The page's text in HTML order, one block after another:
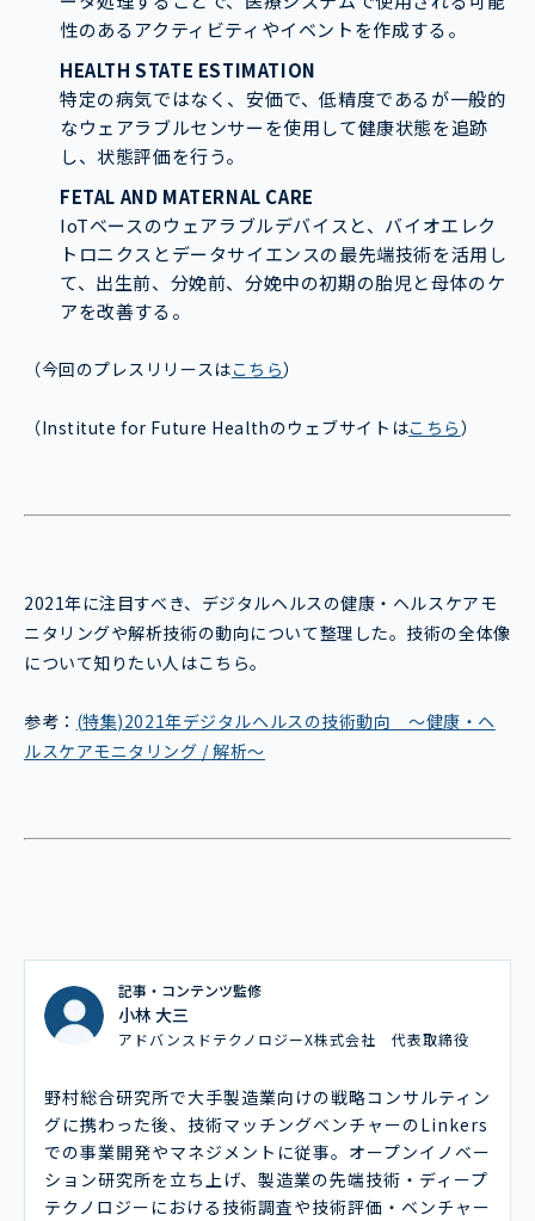
性のあるアクティビティやイベントを作成する。
HEALTH STATE ESTIMATION
特定の病気ではなく、安価で、低精度であるが一般的
なウェアラブルセンサーを使用して健康状態を追跡
し、状態評価を行う。
FETAL AND MATERNAL CARE
IoTベースのウェアラブルデバイスと、バイオエレク
トロニクスとデータサイエンスの最先端技術を活用し
て、出生前、分娩前、分娩中の初期の胎児と母体のケ
アを改善する。
（今回のプレスリリースはこちら）
（Institute for Future Healthのウェブサイトはこちら）
2021年に注目すべき、デジタルヘルスの健康・ヘルスケアモ
ニタリングや解析技術の動向について整理した。技術の全体像
について知りたい人はこちら。
参考： (特集)2021年デジタルヘルスの技術動向 ～健康・ヘ
ルスケアモニタリング / 解析～
記事・コンテンツ監修
小林 大三
アドバンスドテクノロジーX株式会社 代表取締役
野村総合研究所で大手製造業向けの戦略コンサルティン
グに携わった後、技術マッチングベンチャーのLinkers
での事業開発やマネジメントに従事。オープンイノベー
ション研究所を立ち上げ、製造業の先端技術・ディープ
テクノロジーにおける技術調査や技術評価・ベンチャー